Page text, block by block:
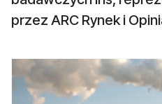
przez ARC Rynek i